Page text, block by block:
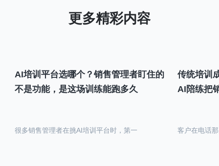
AI培训平台选哪个？销售管理者盯住的
不是功能，是这场训练能跑多久
很多销售管理者在挑AI培训平台时，第一
传统培训
AI陪练把
客户在电话